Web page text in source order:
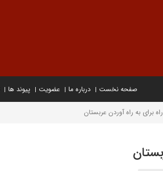
صفحه نخست درباره ما عضویت پیوند ها
برای به راه آوردن عربستان